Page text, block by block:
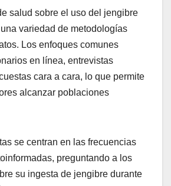
salud sobre el uso del jengibre
variedad de metodologías
Los enfoques comunes
en línea, entrevistas
cara a cara, lo que permite
alcanzar poblaciones
se centran en las frecuencias
preguntando a los
su ingesta de jengibre durante